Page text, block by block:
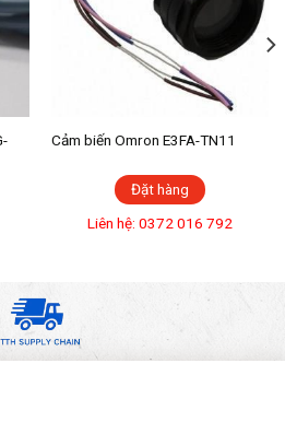
Cảm biến Omron E3FA-TN11
Đặt hàng
Liên hệ: 0372 016 792